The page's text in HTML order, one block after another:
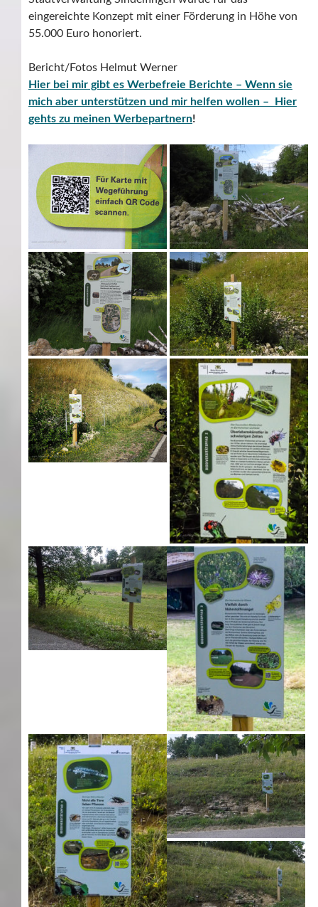
eingereichte Konzept mit einer Förderung in Höhe von
55.000 Euro honoriert.
Bericht/Fotos Helmut Werner
Hier bei mir gibt es Werbefreie Berichte – Wenn sie
mich aber unterstützen und mir helfen wollen – Hier
gehts zu meinen Werbepartnern!